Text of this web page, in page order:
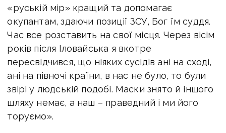
«руській мір» кращий та допомагає
окупантам, здаючи позиції ЗСУ, Бог їм суддя.
Час все розставить на свої місця. Через вісім
років після Іловайська я вкотре
пересвідчився, що ніяких сусідів ані на сході,
ані на півночі країни, в нас не було, то були
звірі у людській подобі. Маски знято й іншого
шляху немає, а наш – праведний і ми його
торуємо».